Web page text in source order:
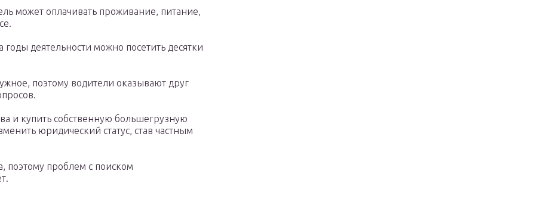
может оплачивать проживание, питание,
деятельности можно посетить десятки
поэтому водители оказывают друг
и купить собственную большегрузную
юридический статус, став частным
поэтому проблем с поиском